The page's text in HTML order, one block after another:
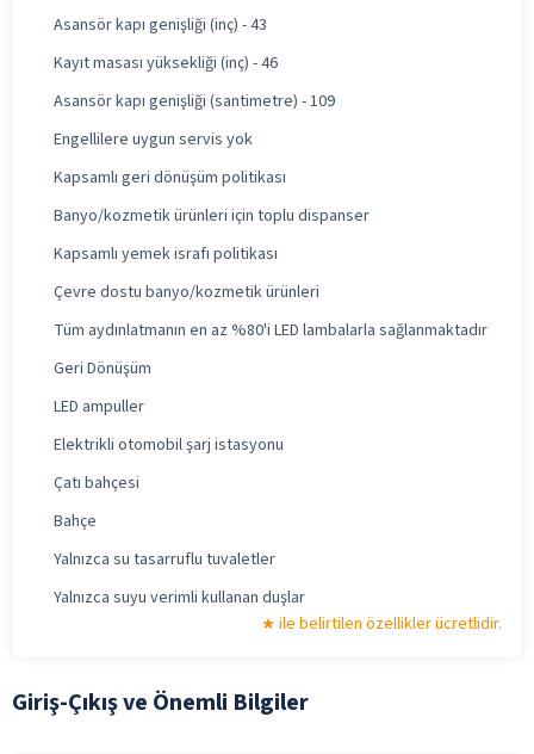
Asansör kapı genişliği (inç) - 43
Kayıt masası yüksekliği (inç) - 46
Asansör kapı genişliği (santimetre) - 109
Engellilere uygun servis yok
Kapsamlı geri dönüşüm politikası
Banyo/kozmetik ürünleri için toplu dispanser
Kapsamlı yemek israfı politikası
Çevre dostu banyo/kozmetik ürünleri
Tüm aydınlatmanın en az %80'i LED lambalarla sağlanmaktadır
Geri Dönüşüm
LED ampuller
Elektrikli otomobil şarj istasyonu
Çatı bahçesi
Bahçe
Yalnızca su tasarruflu tuvaletler
Yalnızca suyu verimli kullanan duşlar
ile belirtilen özellikler ücretlidir.
Giriş-Çıkış ve Önemli Bilgiler